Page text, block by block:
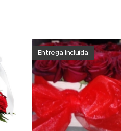
Entrega incluída